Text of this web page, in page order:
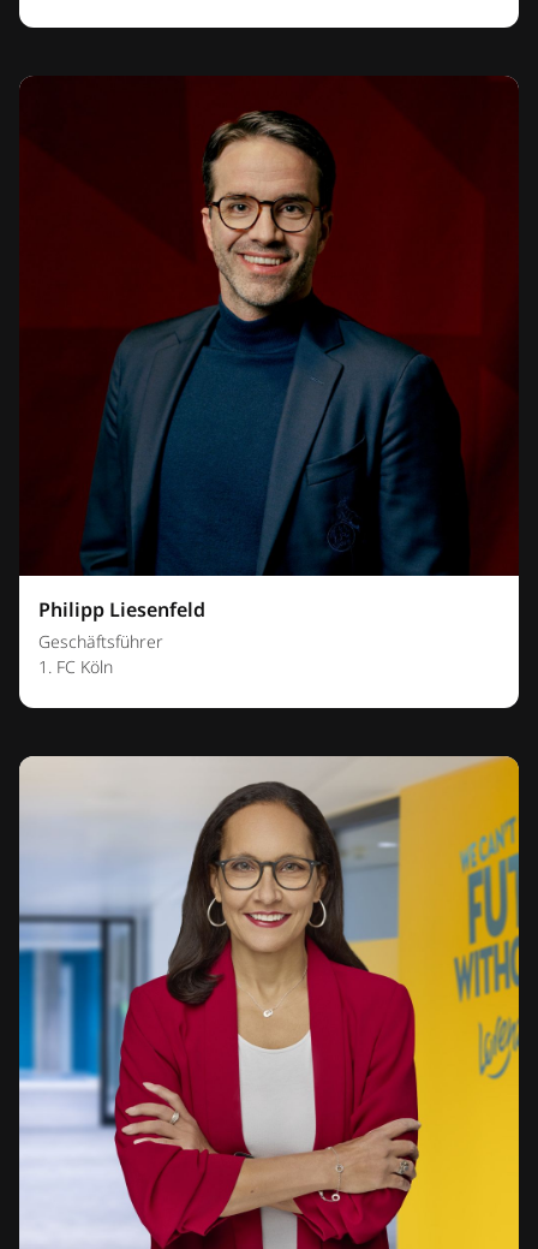
Philipp Liesenfeld
Geschäftsführer
1. FC Köln